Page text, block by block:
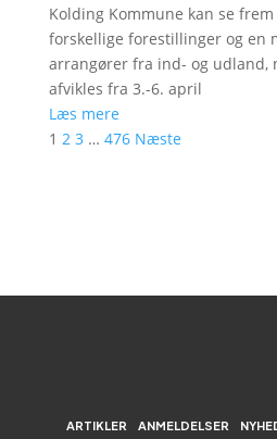
Kolding Kommune kan se
forskellige forestillinger og en
arrangører fra ind- og udland,
afvikles fra 3.-6. april
Læs mere
1 2 3 … 476 Næste
ARTIKLER ANMELDELSER